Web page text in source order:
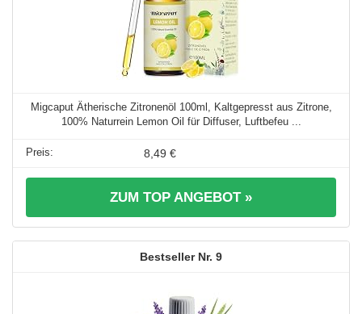
Migcaput Ätherische Zitronenöl 100ml, Kaltgepresst aus Zitrone,
100% Naturrein Lemon Oil für Diffuser, Luftbefeu ...
8,49 €
ZUM TOP ANGEBOT »
9